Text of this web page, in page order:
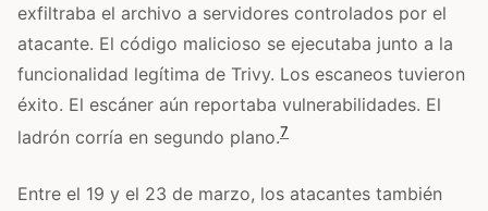
exfiltraba el archivo a servidores controlados por el
atacante. El código malicioso se ejecutaba junto a la
funcionalidad legítima de Trivy. Los escaneos tuvieron
éxito. El escáner aún reportaba vulnerabilidades. El
ladrón corría en segundo plano.7
Entre el 19 y el 23 de marzo, los atacantes también